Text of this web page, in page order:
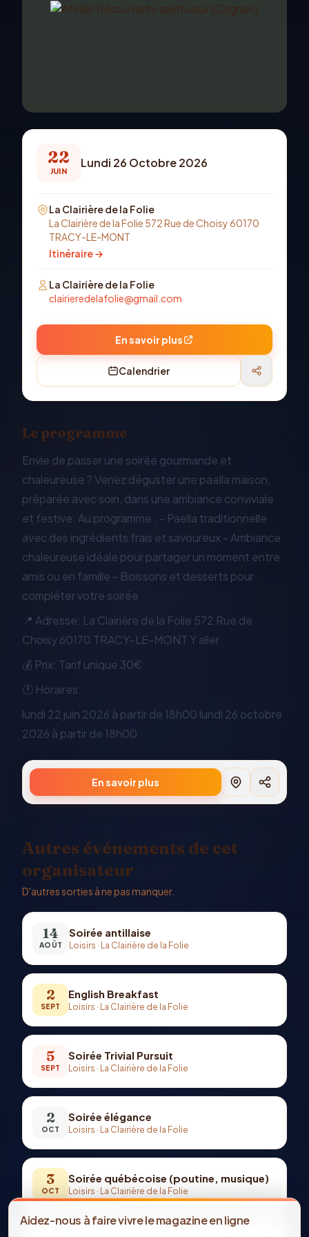
22
JUIN
Lundi 26 Octobre 2026
La Clairière de la Folie
La Clairière de la Folie 572 Rue de Choisy 60170
TRACY-LE-MONT
Itinéraire →
La Clairière de la Folie
clairieredelafolie@gmail.com
En savoir plus
Calendrier
Le programme
Envie de passer une soirée gourmande et
chaleureuse ? Venez déguster une paella maison,
préparée avec soin, dans une ambiance conviviale
et festive. Au programme : - Paella traditionnelle
avec des ingrédients frais et savoureux - Ambiance
chaleureuse idéale pour partager un moment entre
amis ou en famille - Boissons et desserts pour
compléter votre soirée
📍 Adresse: La Clairière de la Folie 572 Rue de
Choisy 60170 TRACY-LE-MONT Y aller
💰 Prix: Tarif unique 30€
🕐 Horaires:
lundi 22 juin 2026 à partir de 18h00 lundi 26 octobre
2026 à partir de 18h00
En savoir plus
Autres événements de cet
organisateur
D'autres sorties à ne pas manquer.
14
AOÛT
Soirée antillaise
Loisirs · La Clairière de la Folie
2
SEPT
English Breakfast
Loisirs · La Clairière de la Folie
5
SEPT
Soirée Trivial Pursuit
Loisirs · La Clairière de la Folie
2
OCT
Soirée élégance
Loisirs · La Clairière de la Folie
3
OCT
Soirée québécoise (poutine, musique)
Loisirs · La Clairière de la Folie
Aidez-nous à faire vivre le magazine en ligne